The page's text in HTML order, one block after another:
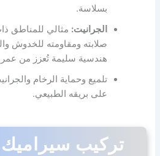
بسلاسة.
الجرانيت: مثالي للمناطق
صلابته ومقاومته للخدوش
هندسية سليمة تُعزز من
تلميع وحماية الرخام
على بريقه الطبيعي.
تركيب